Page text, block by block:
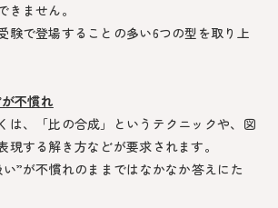
きません。
験で登場することの多い6つの型を取り上
不慣れ
は、「比の合成」というテクニックや、図
現する解き方などが要求されます。
”が不慣れのままではなかなか答えにた